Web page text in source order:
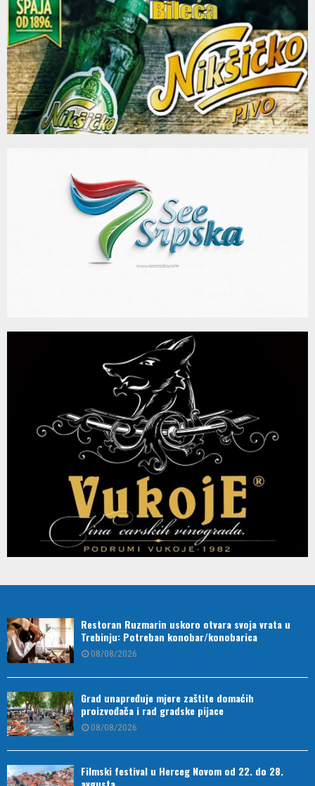
Restoran Ruzmarin uskoro otvara svoja vrata u
Trebinju: Potreban konobar/konobarica
08/08/2026
Grad unapređuje mjere zaštite domaćih
proizvođača i rad gradske pijace
08/08/2026
Filmski festival u Herceg Novom od 22. do 28.